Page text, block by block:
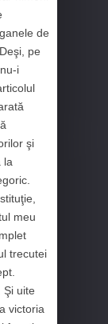
de
pe
i
şi
la
meu
trecutei
Şi uite
victoria